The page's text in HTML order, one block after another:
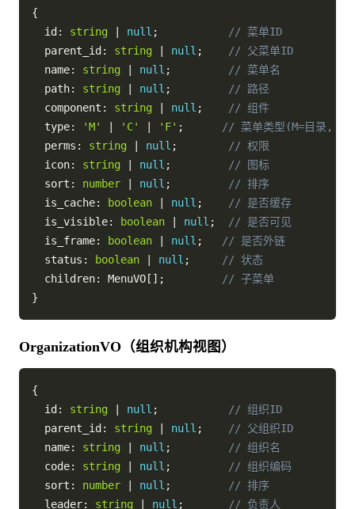
{
  id
: string null ;
// 菜单ID
  parent_id
: string null ;
// 父菜单ID
  name
: string null ;
// 菜单名
  path
: string null ;
// 路径
  component
: string null ;
// 组件
  type
: 'M' 'C' 'F' ;
// 菜单类型(M=目录,
  perms
: string null ;
// 权限
  icon
: string null ;
// 图标
  sort
: number null ;
// 排序
  is_cache
: boolean null ;
// 是否缓存
  is_visible
: boolean null ;
// 是否可见
  is_frame
: boolean null ;
// 是否外链
  status
: boolean null ;
// 状态
  children
: MenuVO [ ] ;
// 子菜单
}
OrganizationVO（组织机构视图）
{
  id
: string null ;
// 组织ID
  parent_id
: string null ;
// 父组织ID
  name
: string null ;
// 组织名
  code
: string null ;
// 组织编码
  sort
: number null ;
// 排序
  leader
: string null ; // 负责人